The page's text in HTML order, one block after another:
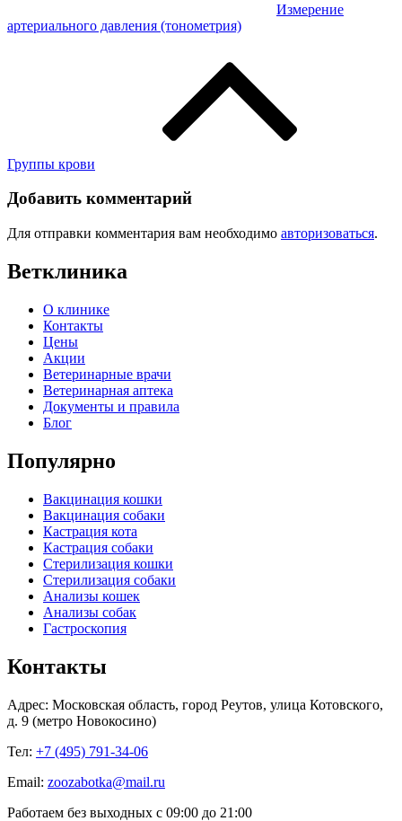
Измерение
артериального давления (тонометрия)
Группы крови
Добавить комментарий
Для отправки комментария вам необходимо авторизоваться.
Ветклиника
О клинике
Контакты
Цены
Акции
Ветеринарные врачи
Ветеринарная аптека
Документы и правила
Блог
Популярно
Вакцинация кошки
Вакцинация собаки
Кастрация кота
Кастрация собаки
Стерилизация кошки
Стерилизация собаки
Анализы кошек
Анализы собак
Гастроскопия
Контакты
Адрес: Московская область, город Реутов, улица Котовского,
д. 9 (метро Новокосино)
Тел: +7 (495) 791-34-06
Email: zoozabotka@mail.ru
Работаем без выходных с 09:00 до 21:00